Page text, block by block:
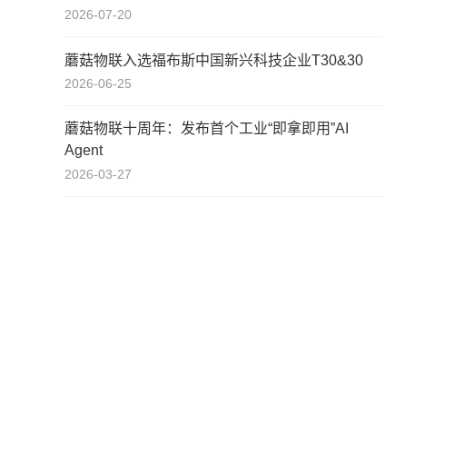
2026-07-20
蘑菇物联入选福布斯中国新兴科技企业T30&30
2026-06-25
蘑菇物联十周年：发布首个工业“即拿即用”AI
Agent
2026-03-27